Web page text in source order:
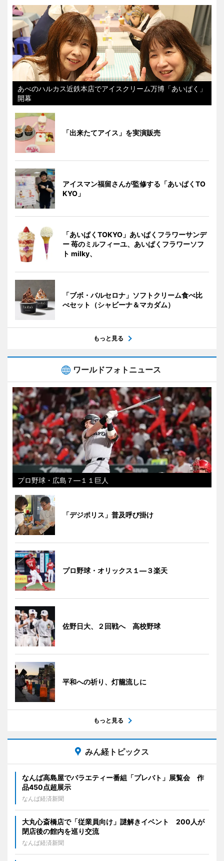
あべのハルカス近鉄本店でアイスクリーム万博「あいぱく」
開幕
「出来たてアイス」を実演販売
アイスマン福留さんが監修する「あいぱくTO
KYO」
「あいぱくTOKYO」あいぱくフラワーサンデ
ー 苺のミルフィーユ、あいぱくフラワーソフ
ト milky、
「ブボ・バルセロナ」ソフトクリーム食べ比
べセット（シャビーナ＆マカダム）
もっと見る
ワールドフォトニュース
プロ野球・広島７―１１巨人
「デジポリス」普及呼び掛け
プロ野球・オリックス１―３楽天
佐野日大、２回戦へ 高校野球
平和への祈り、灯籠流しに
もっと見る
みん経トピックス
なんば高島屋でバラエティー番組「プレバト」展覧会 作
品450点超展示
なんば経済新聞
大丸心斎橋店で「従業員向け」謎解きイベント 200人が
閉店後の館内を巡り交流
なんば経済新聞